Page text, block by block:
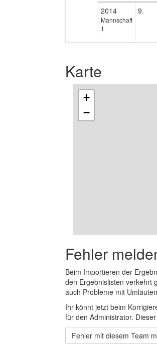
2014
Mannschaft
1
9.
Karte
+
−
Fehler
Beim Importieren der
den Ergebnislisten verkehrt
auch Probleme mit
Ihr könnt jetzt beim
für den Administrator.
Fehler mit diesem Team